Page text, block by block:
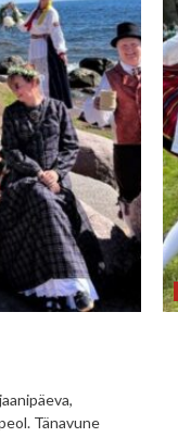
Tänavune